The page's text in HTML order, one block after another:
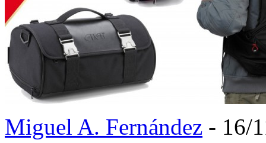
Miguel A. Fernández - 16/